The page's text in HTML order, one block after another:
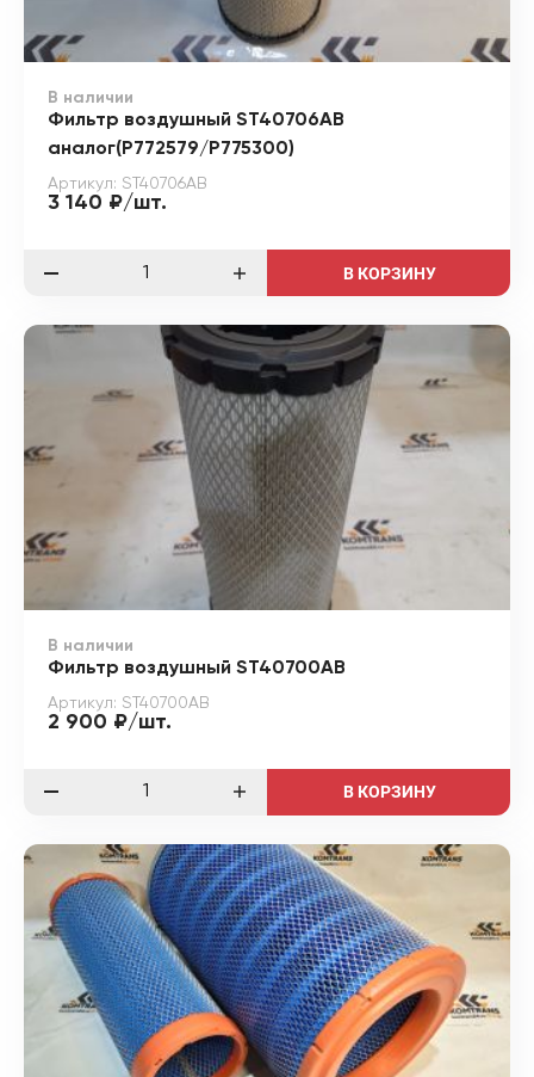
В наличии
Фильтр воздушный ST40706AB
аналог(P772579/P775300)
Артикул: ST40706AB
3 140 ₽/шт.
В КОРЗИНУ
В наличии
Фильтр воздушный ST40700AB
Артикул: ST40700AB
2 900 ₽/шт.
В КОРЗИНУ